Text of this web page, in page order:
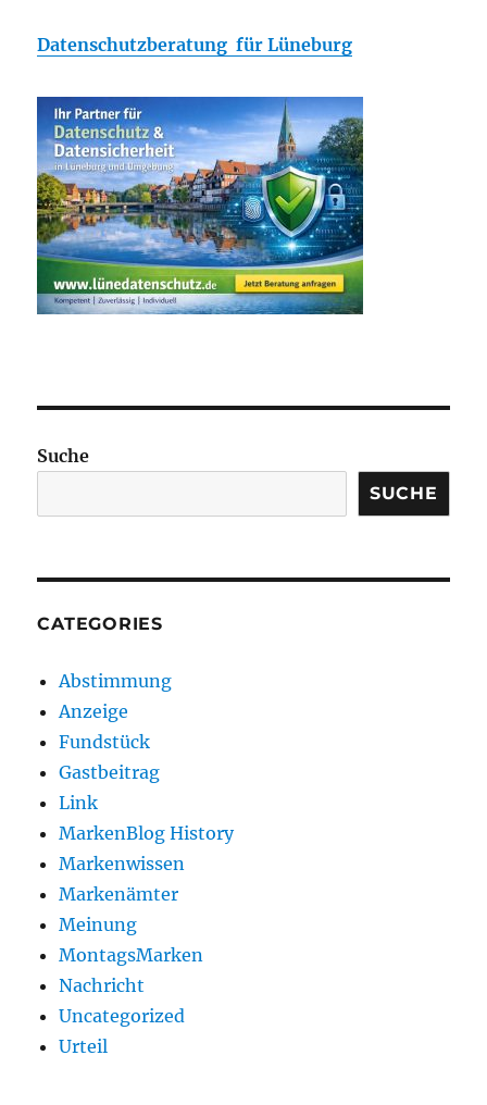
Datenschutzberatung für Lüneburg
Suche
SUCHE
CATEGORIES
Abstimmung
Anzeige
Fundstück
Gastbeitrag
Link
MarkenBlog History
Markenwissen
Markenämter
Meinung
MontagsMarken
Nachricht
Uncategorized
Urteil